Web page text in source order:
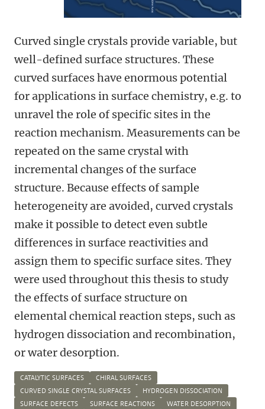
Curved single crystals provide variable, but
well-defined surface structures. These
curved surfaces have enormous potential
for applications in surface chemistry, e.g. to
unravel the role of specific sites in the
reaction mechanism. Measurements can be
repeated on the same crystal with
incremental changes of the surface
structure. Because effects of sample
heterogeneity are avoided, curved crystals
make it possible to detect even subtle
differences in surface reactivities and
assign them to specific surface sites. They
were used throughout this thesis to study
the effects of surface structure on
elemental chemical reaction steps, such as
hydrogen dissociation and recombination,
or water desorption.
CATALYTIC SURFACES
CHIRAL SURFACES
CURVED SINGLE CRYSTAL SURFACES
HYDROGEN DISSOCIATION
SURFACE DEFECTS
SURFACE REACTIONS WATER DESORPTION